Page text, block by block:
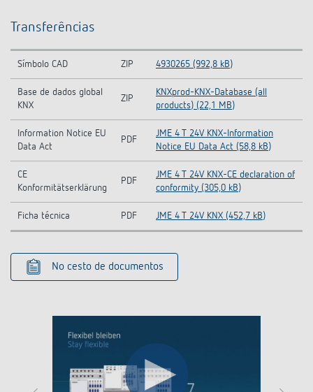
Transferências
Símbolo CAD ZIP 4930265 (992,8 kB)
Base de dados global
KNX
ZIP
KNXprod-KNX-Database (all
products) (22,1 MB)
Information Notice EU
Data Act
PDF
JME 4 T 24V KNX-Information
Notice EU Data Act (58,8 kB)
CE
Konformitätserklärung
PDF
JME 4 T 24V KNX-CE declaration of
conformity (305,0 kB)
Ficha técnica PDF JME 4 T 24V KNX (452,7 kB)
No cesto de documentos